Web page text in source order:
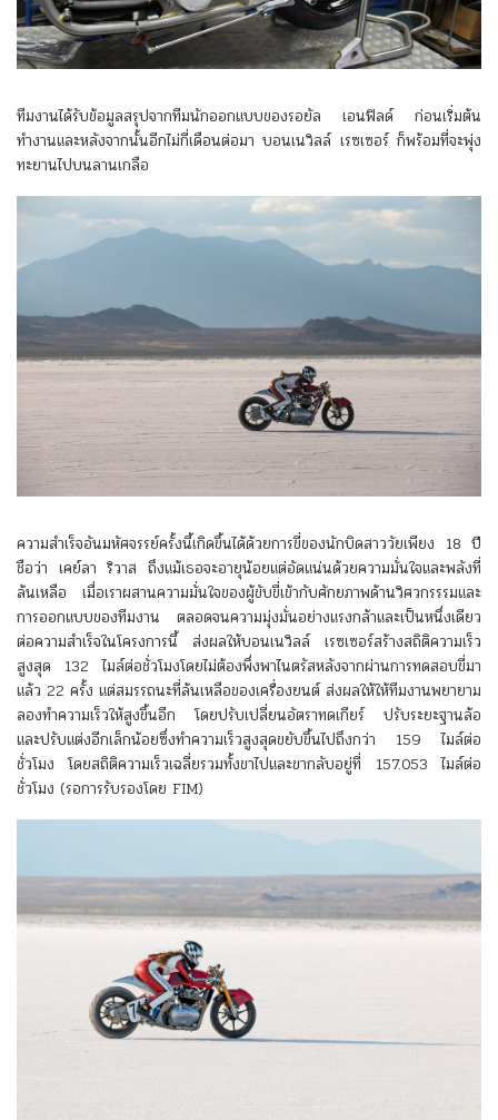
ทีมงานได้รับข้อมูลสรุปจากทีมนักออกแบบของรอยัล เอนฟิลด์ ก่อนเริ่มต้น
ทำงานและหลังจากนั้นอีกไม่กี่เดือนต่อมา บอนเนวิลล์ เรซเซอร์ ก็พร้อมที่จะพุ่ง
ทะยานไปบนลานเกลือ
ความสำเร็จอันมหัศจรรย์ครั้งนี้เกิดขึ้นได้ด้วยการขี่ของนักบิดสาววัยเพียง 18 ปี
ชือว่า เคย์ลา ริวาส ถึงแม้เธอจะอายุน้อยแต่อัดแน่นด้วยความมั่นใจและพลังที่
ล้นเหลือ เมื่อเราผสานความมั่นใจของผู้ขับขี่เข้ากับศักยภาพด้านวิศวกรรรมและ
การออกแบบของทีมงาน ตลอดจนความมุ่งมั่นอย่างแรงกล้าและเป็นหนึ่งเดียว
ต่อความสำเร็จในโครงการนี้ ส่งผลให้บอนเนวิลล์ เรซเซอร์สร้างสถิติความเร็ว
สูงสุด 132 ไมล์ต่อชั่วโมงโดยไม่ต้องพึ่งพาไนตรัสหลังจากผ่านการทดสอบขี่มา
แล้ว 22 ครั้ง แต่สมรรถนะที่ล้นเหลือของเครื่องยนต์ ส่งผลให้ให้ทีมงานพยายาม
ลองทำความเร็วให้สูงขึ้นอีก โดยปรับเปลี่ยนอัตราทดเกียร์ ปรับระยะฐานล้อ
และปรับแต่งอีกเล็กน้อยซึ่งทำความเร็วสูงสุดขยับขึ้นไปถึงกว่า 159 ไมล์ต่อ
ชั่วโมง โดยสถิติความเร็วเฉลี่ยรวมทั้งขาไปและขากลับอยู่ที่ 157.053 ไมล์ต่อ
ชั่วโมง (รอการรับรองโดย FIM)